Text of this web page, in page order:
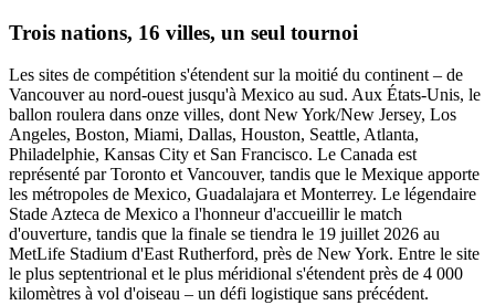
Trois nations, 16 villes, un seul tournoi
Les sites de compétition s'étendent sur la moitié du continent – de
Vancouver au nord-ouest jusqu'à Mexico au sud. Aux États-Unis, le
ballon roulera dans onze villes, dont New York/New Jersey, Los
Angeles, Boston, Miami, Dallas, Houston, Seattle, Atlanta,
Philadelphie, Kansas City et San Francisco. Le Canada est
représenté par Toronto et Vancouver, tandis que le Mexique apporte
les métropoles de Mexico, Guadalajara et Monterrey. Le légendaire
Stade Azteca de Mexico a l'honneur d'accueillir le match
d'ouverture, tandis que la finale se tiendra le 19 juillet 2026 au
MetLife Stadium d'East Rutherford, près de New York. Entre le site
le plus septentrional et le plus méridional s'étendent près de 4 000
kilomètres à vol d'oiseau – un défi logistique sans précédent.